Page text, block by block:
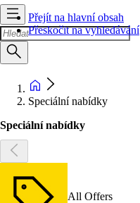
Přejít na hlavní obsah
Přeskočit na vyhledávání
Speciální nabídky
Speciální nabídky
All Offers